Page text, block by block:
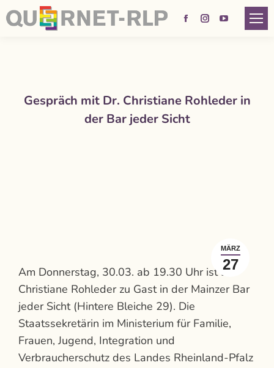
Facebook
new
window
Instagram
new
YouTube
new
Gespräch mit Dr. Christiane Rohleder in
der Bar jeder Sicht
MÄRZ
27
Am Donnerstag, 30.03. ab 19.30 Uhr ist Dr.
Christiane Rohleder zu Gast in der Mainzer Bar
jeder Sicht (Hintere Bleiche 29). Die
Staatssekretärin im Ministerium für Familie,
Frauen, Jugend, Integration und
Verbraucherschutz des Landes Rheinland-Pfalz